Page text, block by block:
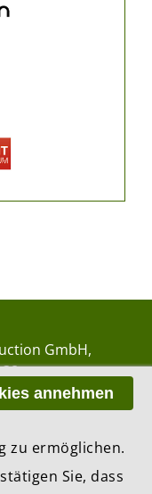
GmbH
annehmen
zu ermöglichen.
Sie, dass